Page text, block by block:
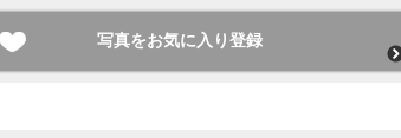
写真をお気に入り登録